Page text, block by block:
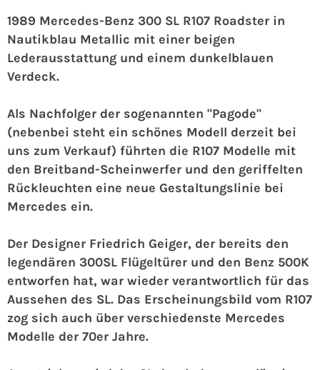
1989 Mercedes-Benz 300 SL R107 Roadster in
Nautikblau Metallic mit einer beigen
Lederausstattung und einem dunkelblauen
Verdeck.
Als Nachfolger der sogenannten "Pagode"
(nebenbei steht ein schönes Modell derzeit bei
uns zum Verkauf) führten die R107 Modelle mit
den Breitband-Scheinwerfer und den geriffelten
Rückleuchten eine neue Gestaltungslinie bei
Mercedes ein.
Der Designer Friedrich Geiger, der bereits den
legendären 300SL Flügeltürer und den Benz 500K
entworfen hat, war wieder verantwortlich für das
Aussehen des SL. Das Erscheinungsbild vom R107
zog sich auch über verschiedenste Mercedes
Modelle der 70er Jahre.